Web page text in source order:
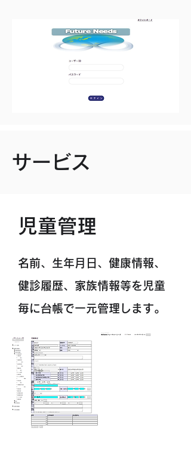
サービス
​児童管理
名前、生年月日、健康情報、
健診履歴、家族情報等を児童
毎に台帳で一元管理します。